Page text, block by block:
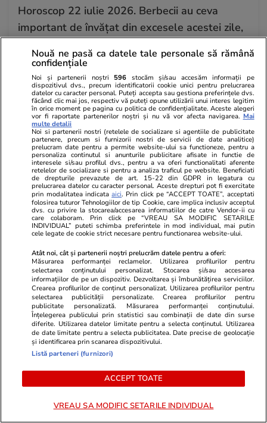
Horoscop 22 iulie 2026. Berbecii au ceva
important de învățat din excesele acestei zile,
familie
Educație 21 iul.
Admiterea la liceu, schimbare majoră din
2027. Școlile vor putea selecta elevii printr-un
examen suplimentar. Sorin Ion: „Va fi pentru ei
o șansă în plus. De ce să depindă viitorul lor
doar de două examene?”
Politică 21 iul.
Judecătorii și procurorii, arși la buzunar pe
noua lege a salarizării. Diminuare de până la
15.000 de lei
Știri România 21 iul.
Curtea de Apel București a suspendat
procedura noii legi a salarizării, pusă în
transparență de Ministerul Muncii. Dragoș
Pîslaru: „Nu produce vreun efect”
Nouă ne pasă ca datele tale personale să rămână
confidențiale
Noi și partenerii noștri 596 stocăm și/sau accesăm informații pe
dispozitivul dvs., precum identificatorii cookie unici pentru prelucrarea
datelor cu caracter personal. Puteți accepta sau gestiona preferințele dvs.
făcând clic mai jos, respectiv vă puteți opune utilizării unui interes legitim
în orice moment pe pagina cu politica de confidențialitate. Aceste alegeri
vor fi raportate partenerilor noștri și nu vă vor afecta navigarea. Mai
multe detalii
Noi si partenerii nostri (retelele de socializare si agentiile de publicitate
partenere, precum si furnizorii nostri de servicii de date analitice)
prelucram date pentru a permite website-ului sa functioneze, pentru a
personaliza continutul si anunturile publicitare afisate in functie de
interesele si/sau profilul dvs., pentru a va oferi functionalitati aferente
retelelor de socializare si pentru a analiza traficul pe website. Beneficiati
de drepturile prevazute de art. 15-22 din GDPR in legatura cu
prelucrarea datelor cu caracter personal. Aceste drepturi pot fi exercitate
prin modalitatea indicataaici. Prin click pe “ACCEPT TOATE”, acceptati
folosirea tuturor Tehnologiilor de tip Cookie, care implica inclusiv acceptul
dvs. cu privire la stocarea/accesarea informatiilor de catre Vendor-ii cu
care colaboram. Prin click pe “VREAU SA MODIFIC SETARILE
INDIVIDUAL” puteti schimba preferintele in mod individual, mai putin
cele legate de cookie strict necesare pentru functionarea website-ului.
Atât noi, cât și partenerii noștri prelucrăm datele pentru a oferi:
Măsurarea performanței reclamelor. Utilizarea profilurilor pentru
selectarea conținutului personalizat. Stocarea și/sau accesarea
informațiilor de pe un dispozitiv. Dezvoltarea și îmbunătățirea serviciilor.
Crearea profilurilor de conținut personalizat. Utilizarea profilurilor pentru
selectarea publicității personalizate. Crearea profilurilor pentru
publicitate personalizată. Măsurarea performanței conținutului.
Înțelegerea publicului prin statistici sau combinații de date din surse
diferite. Utilizarea datelor limitate pentru a selecta conținutul. Utilizarea
de date limitate pentru a selecta publicitatea. Date precise de geolocație
și identificarea prin scanarea dispozitivului.
Listă parteneri (furnizori)
ACCEPT TOATE
VREAU SA MODIFIC SETARILE INDIVIDUAL